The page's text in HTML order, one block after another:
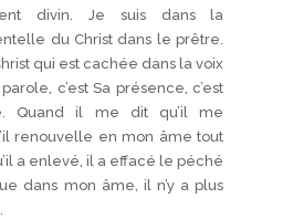
divin. Je suis dans la
du Christ dans le prêtre.
qui est cachée dans la voix
c’est Sa présence, c’est
Quand il me dit qu’il me
renouvelle en mon âme tout
a enlevé, il a effacé le péché
dans mon âme, il n’y a plus